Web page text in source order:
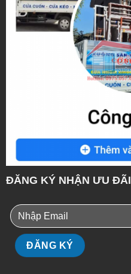
ĐĂNG KÝ NHẬN ƯU ĐÃI